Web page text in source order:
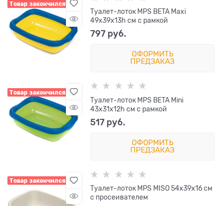
Товар закончился
Туалет-лоток MPS BETA Maxi
49х39х13h см с рамкой
797 руб.
ОФОРМИТЬ
ПРЕДЗАКАЗ
Товар закончился
Туалет-лоток MPS BETA Mini
43х31х12h см с рамкой
517 руб.
ОФОРМИТЬ
ПРЕДЗАКАЗ
Товар закончился
Туалет-лоток MPS MISO 54х39х16 см
с просеивателем